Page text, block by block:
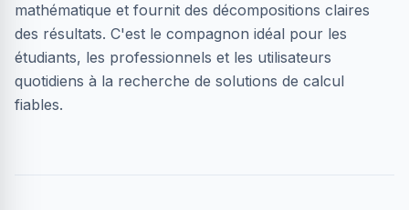
mathématique et fournit des décompositions claires
des résultats. C'est le compagnon idéal pour les
étudiants, les professionnels et les utilisateurs
quotidiens à la recherche de solutions de calcul
fiables.